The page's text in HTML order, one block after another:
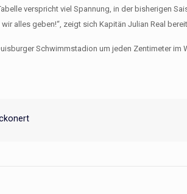
verspricht viel Spannung, in der bisherigen
alles geben!“, zeigt sich Kapitän Julian Real
Schwimmstadion um jeden Zentimeter im